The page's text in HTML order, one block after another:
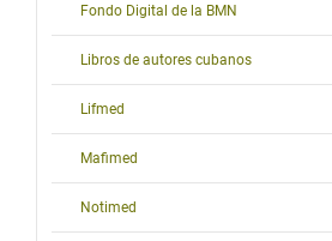
Fondo Digital de la BMN
Libros de autores cubanos
Lifmed
Mafimed
Notimed